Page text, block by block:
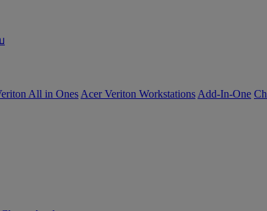
All in Ones Acer Veriton Workstations Add-In-One